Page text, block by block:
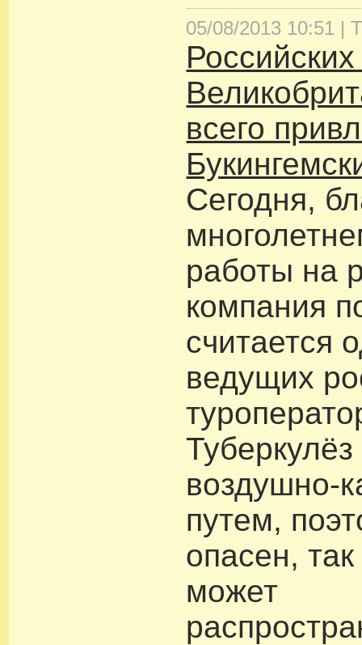
05/08/2013 10:51 |
всего
Сегодня,
работы на
компания
считается
ведущих
воздушно-
путем,
опасен,
может